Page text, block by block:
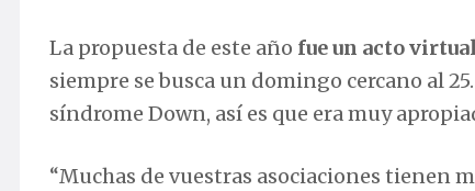
La propuesta de este año fue un acto
siempre se busca un domingo cercano al
síndrome Down, así es que era muy
“Muchas de vuestras asociaciones tienen